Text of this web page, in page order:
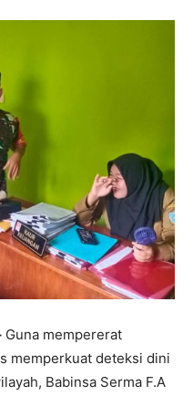
Guna mempererat
memperkuat deteksi dini
Babinsa Serma F.A